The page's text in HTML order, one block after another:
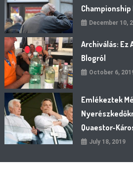
December 10,
Archiválás: Ez
Blogról
October 6,
Emlékeztek
Quaestor-
July 18, 2019